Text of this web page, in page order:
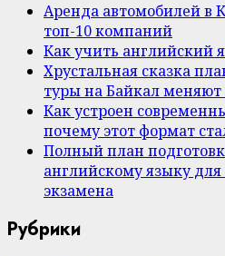
Аренда автомобилей в
топ-10 компаний
Как учить английский
Хрустальная сказка
туры на Байкал меняют
Как устроен
почему этот формат
Полный план
английскому языку
экзамена
Рубрики